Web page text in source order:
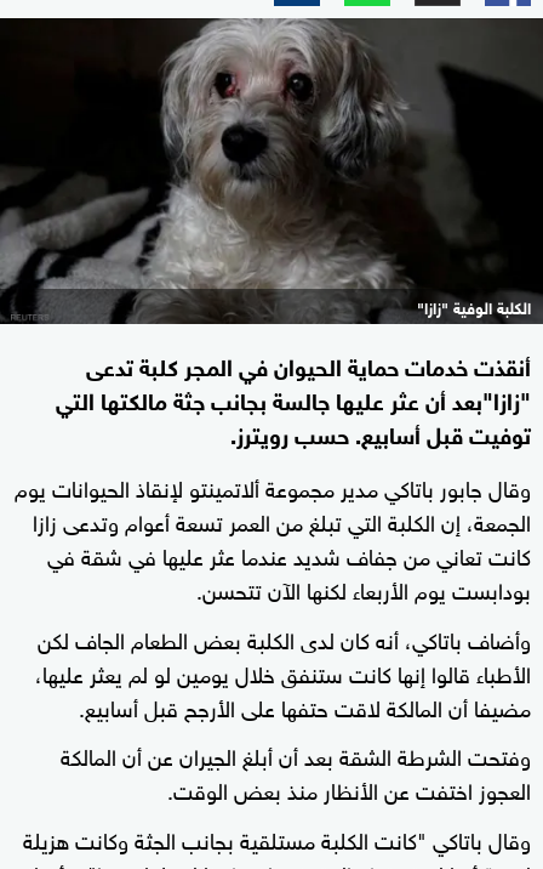
الكلبة الوفية "زازا"
أنقذت خدمات حماية الحيوان في المجر كلبة تدعى
"زازا"بعد أن عثر عليها جالسة بجانب جثة مالكتها التي
توفيت قبل أسابيع. حسب رويترز.
وقال جابور باتاكي مدير مجموعة ألاتمينتو لإنقاذ الحيوانات يوم
الجمعة، إن الكلبة التي تبلغ من العمر تسعة أعوام وتدعى زازا
كانت تعاني من جفاف شديد عندما عثر عليها في شقة في
بودابست يوم الأربعاء لكنها الآن تتحسن.
وأضاف باتاكي، أنه كان لدى الكلبة بعض الطعام الجاف لكن
الأطباء قالوا إنها كانت ستنفق خلال يومين لو لم يعثر عليها،
مضيفا أن المالكة لاقت حتفها على الأرجح قبل أسابيع.
وفتحت الشرطة الشقة بعد أن أبلغ الجيران عن أن المالكة
العجوز اختفت عن الأنظار منذ بعض الوقت.
وقال باتاكي "كانت الكلبة مستلقية بجانب الجثة وكانت هزيلة